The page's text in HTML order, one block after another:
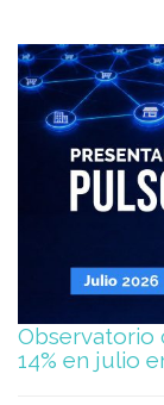
Observatorio
14% en julio